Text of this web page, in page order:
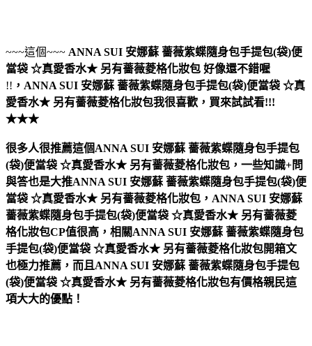
~~~這個~~~ ANNA SUI 安娜蘇 薔薇紫蝶隨身包手提包(袋)便
當袋 ☆真愛香水★ 另有薔薇菱格化妝包 好像還不錯喔
!! ， ANNA SUI 安娜蘇 薔薇紫蝶隨身包手提包(袋)便當袋 ☆真
愛香水★ 另有薔薇菱格化妝包我很喜歡，買來試試看!!!
★★★
很多人很推薦這個ANNA SUI 安娜蘇 薔薇紫蝶隨身包手提包
(袋)便當袋 ☆真愛香水★ 另有薔薇菱格化妝包，一些知識+問
與答也是大推ANNA SUI 安娜蘇 薔薇紫蝶隨身包手提包(袋)便
當袋 ☆真愛香水★ 另有薔薇菱格化妝包，ANNA SUI 安娜蘇
薔薇紫蝶隨身包手提包(袋)便當袋 ☆真愛香水★ 另有薔薇菱
格化妝包CP值很高，相關ANNA SUI 安娜蘇 薔薇紫蝶隨身包
手提包(袋)便當袋 ☆真愛香水★ 另有薔薇菱格化妝包開箱文
也極力推薦，而且ANNA SUI 安娜蘇 薔薇紫蝶隨身包手提包
(袋)便當袋 ☆真愛香水★ 另有薔薇菱格化妝包有價格親民這
項大大的優點！